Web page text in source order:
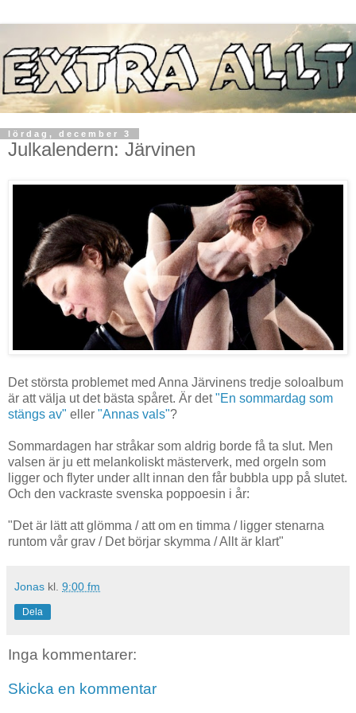
lördag, december 3
Julkalendern: Järvinen
Det största problemet med Anna Järvinens tredje soloalbum
är att välja ut det bästa spåret. Är det"En sommardag som
stängs av" eller "Annas vals"?
Sommardagen har stråkar som aldrig borde få ta slut. Men
valsen är ju ett melankoliskt mästerverk, med orgeln som
ligger och flyter under allt innan den får bubbla upp på slutet.
Och den vackraste svenska poppoesin i år:
"Det är lätt att glömma / att om en timma / ligger stenarna
runtom vår grav / Det börjar skymma / Allt är klart"
Jonas kl. 9:00 fm
Dela
Inga kommentarer:
Skicka en kommentar